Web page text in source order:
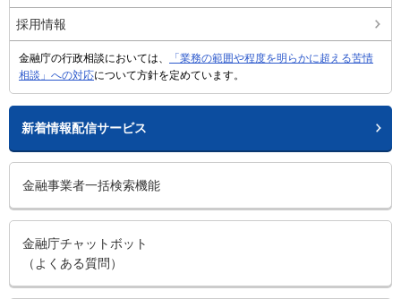
採用情報
金融庁の行政相談においては、
「業務の範囲や程度を明らかに超える苦情
相談」への対応について方針を定めています。
新着情報配信サービス
金融事業者一括検索機能
金融庁チャットボット
（よくある質問）